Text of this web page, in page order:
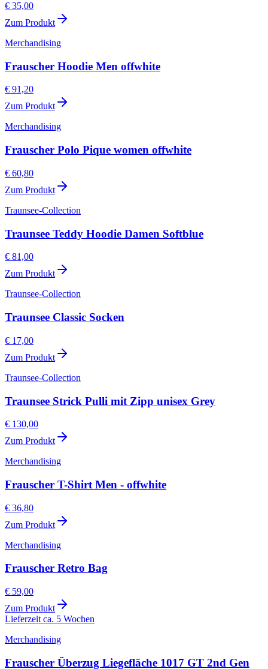
€ 35,00
Zum Produkt
Merchandising
Frauscher Hoodie Men offwhite
€ 91,20
Zum Produkt
Merchandising
Frauscher Polo Pique women offwhite
€ 60,80
Zum Produkt
Traunsee-Collection
Traunsee Teddy Hoodie Damen Softblue
€ 81,00
Zum Produkt
Traunsee-Collection
Traunsee Classic Socken
€ 17,00
Zum Produkt
Traunsee-Collection
Traunsee Strick Pulli mit Zipp unisex Grey
€ 130,00
Zum Produkt
Merchandising
Frauscher T-Shirt Men - offwhite
€ 36,80
Zum Produkt
Merchandising
Frauscher Retro Bag
€ 59,00
Zum Produkt
Lieferzeit ca. 5 Wochen
Merchandising
Frauscher Überzug Liegefläche 1017 GT 2nd Gen